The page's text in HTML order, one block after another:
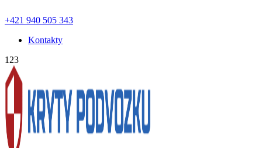
+421 940 505 343
Kontakty
123